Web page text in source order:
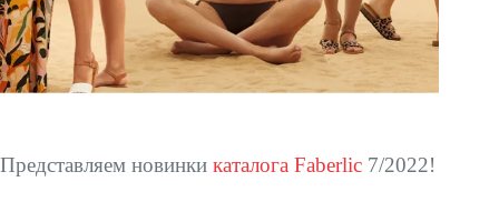
Представляем новинки каталога Faberlic 7/2022!